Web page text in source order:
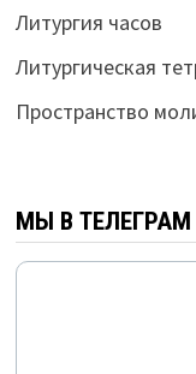
Литургия часов
Литургическая
Пространство
МЫ В ТЕЛЕГРАМ